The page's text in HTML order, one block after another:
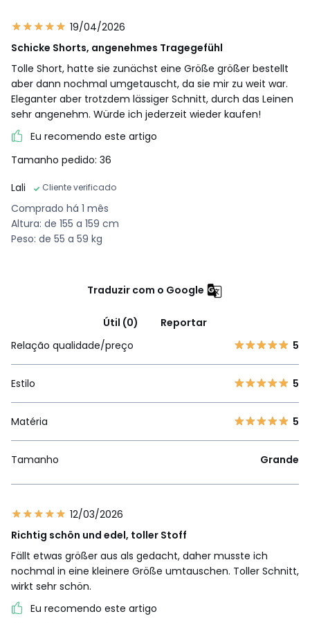
19/04/2026
Schicke Shorts, angenehmes Tragegefühl
Tolle Short, hatte sie zunächst eine Größe größer bestellt
aber dann nochmal umgetauscht, da sie mir zu weit war.
Eleganter aber trotzdem lässiger Schnitt, durch das Leinen
sehr angenehm. Würde ich jederzeit wieder kaufen!
Eu recomendo este artigo
Tamanho pedido: 36
Lali
Cliente verificado
Comprado há 1 mês
Altura: de 155 a 159 cm
Peso: de 55 a 59 kg
Traduzir com o Google
Útil (0)
Reportar
Relação qualidade/preço
5
Estilo 5
Matéria 5
Tamanho Grande
12/03/2026
Richtig schön und edel, toller Stoff
Fällt etwas größer aus als gedacht, daher musste ich
nochmal in eine kleinere Größe umtauschen. Toller Schnitt,
wirkt sehr schön.
Eu recomendo este artigo